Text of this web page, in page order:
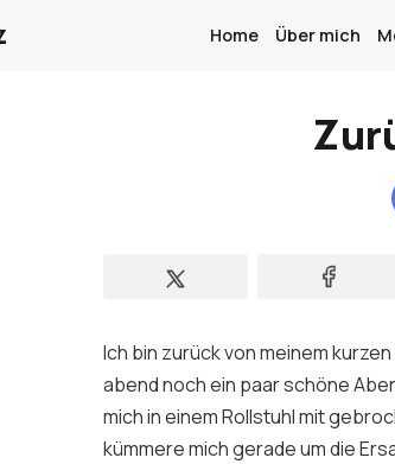
Home Über mich
Ich bin zurück von meinem
abend noch ein paar schöne
mich in einem Rollstuhl mit
kümmere mich gerade um die